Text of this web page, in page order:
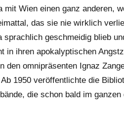
Wien einen ganz anderen,
das sie nie wirklich
geschmeidig blieb
in ihren apokalyptischen
den omnipräsenten Ignaz
1950 veröffentlichte die
die schon bald im ganzen